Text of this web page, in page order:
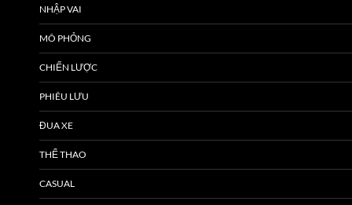
NHẬP VAI
MÔ PHỎNG
CHIẾN LƯỢC
PHIÊU LƯU
ĐUA XE
THỂ THAO
CASUAL